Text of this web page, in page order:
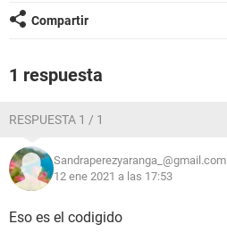
Compartir
1 respuesta
RESPUESTA 1 / 1
Sandraperezyaranga_@gmail.com
12 ene 2021 a las 17:53
Eso es el codigido